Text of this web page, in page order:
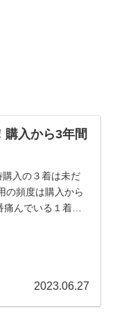
購入から3年間
入の３着は未だ
の頻度は購入から
んでいる１着は
2023.06.27